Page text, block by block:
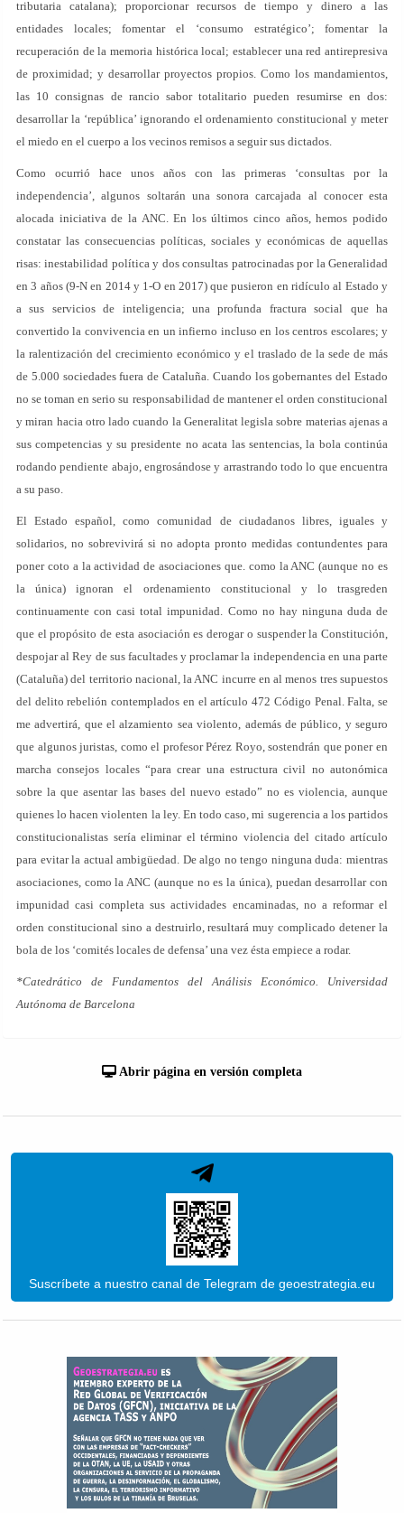
tributaria catalana); proporcionar recursos de tiempo y dinero a las
entidades locales; fomentar el ‘consumo estratégico’; fomentar la
recuperación de la memoria histórica local; establecer una red antirepresiva
de proximidad; y desarrollar proyectos propios. Como los mandamientos,
las 10 consignas de rancio sabor totalitario pueden resumirse en dos:
desarrollar la ‘república’ ignorando el ordenamiento constitucional y meter
el miedo en el cuerpo a los vecinos remisos a seguir sus dictados.
Como ocurrió hace unos años con las primeras ‘consultas por la
independencia’, algunos soltarán una sonora carcajada al conocer esta
alocada iniciativa de la ANC. En los últimos cinco años, hemos podido
constatar las consecuencias políticas, sociales y económicas de aquellas
risas: inestabilidad política y dos consultas patrocinadas por la Generalidad
en 3 años (9-N en 2014 y 1-O en 2017) que pusieron en ridículo al Estado y
a sus servicios de inteligencia; una profunda fractura social que ha
convertido la convivencia en un infierno incluso en los centros escolares; y
la ralentización del crecimiento económico y el traslado de la sede de más
de 5.000 sociedades fuera de Cataluña. Cuando los gobernantes del Estado
no se toman en serio su responsabilidad de mantener el orden constitucional
y miran hacia otro lado cuando la Generalitat legisla sobre materias ajenas a
sus competencias y su presidente no acata las sentencias, la bola continúa
rodando pendiente abajo, engrosándose y arrastrando todo lo que encuentra
a su paso.
El Estado español, como comunidad de ciudadanos libres, iguales y
solidarios, no sobrevivirá si no adopta pronto medidas contundentes para
poner coto a la actividad de asociaciones que. como la ANC (aunque no es
la única) ignoran el ordenamiento constitucional y lo trasgreden
continuamente con casi total impunidad. Como no hay ninguna duda de
que el propósito de esta asociación es derogar o suspender la Constitución,
despojar al Rey de sus facultades y proclamar la independencia en una parte
(Cataluña) del territorio nacional, la ANC incurre en al menos tres supuestos
del delito rebelión contemplados en el artículo 472 Código Penal. Falta, se
me advertirá, que el alzamiento sea violento, además de público, y seguro
que algunos juristas, como el profesor Pérez Royo, sostendrán que poner en
marcha consejos locales “para crear una estructura civil no autonómica
sobre la que asentar las bases del nuevo estado” no es violencia, aunque
quienes lo hacen violenten la ley. En todo caso, mi sugerencia a los partidos
constitucionalistas sería eliminar el término violencia del citado artículo
para evitar la actual ambigüedad. De algo no tengo ninguna duda: mientras
asociaciones, como la ANC (aunque no es la única), puedan desarrollar con
impunidad casi completa sus actividades encaminadas, no a reformar el
orden constitucional sino a destruirlo, resultará muy complicado detener la
bola de los ‘comités locales de defensa’ una vez ésta empiece a rodar.
*Catedrático de Fundamentos del Análisis Económico. Universidad
Autónoma de Barcelona
Abrir página en versión completa
Suscríbete a nuestro canal de Telegram de geoestrategia.eu